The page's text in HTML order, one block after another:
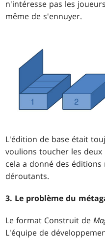
n'intéresse pas les
même de s'ennuyer.
L'édition de base était
voulions toucher les
cela a donné des
déroutants.
3. Le problème du
Le format Construit de
L'équipe de